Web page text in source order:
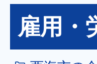
雇用・